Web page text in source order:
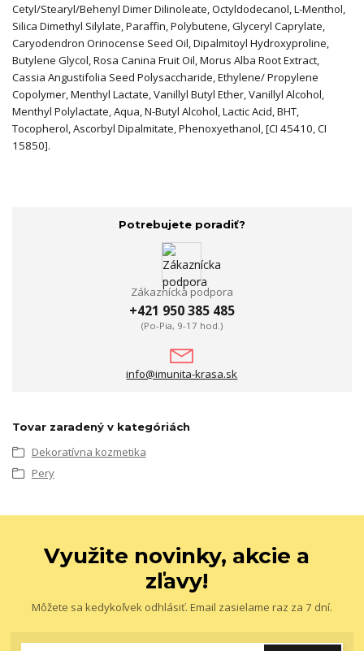
Cetyl/Stearyl/Behenyl Dimer Dilinoleate, Octyldodecanol, L-Menthol,
Silica Dimethyl Silylate, Paraffin, Polybutene, Glyceryl Caprylate,
Caryodendron Orinocense Seed Oil, Dipalmitoyl Hydroxyproline,
Butylene Glycol, Rosa Canina Fruit Oil, Morus Alba Root Extract,
Cassia Angustifolia Seed Polysaccharide, Ethylene/ Propylene
Copolymer, Menthyl Lactate, Vanillyl Butyl Ether, Vanillyl Alcohol,
Menthyl Polylactate, Aqua, N-Butyl Alcohol, Lactic Acid, BHT,
Tocopherol, Ascorbyl Dipalmitate, Phenoxyethanol, [CI 45410, CI
15850].
Potrebujete poradiť?
Zákaznícka podpora
+421 950 385 485
(Po-Pia, 9-17 hod.)
info@imunita-krasa.sk
Tovar zaradený v kategóriách
Dekoratívna kozmetika
Pery
Využite novinky, akcie a
zľavy!
Môžete sa kedykoľvek odhlásiť. Email zasielame raz za 7 dní.